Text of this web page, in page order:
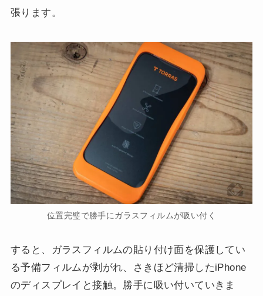
張ります。
位置完璧で勝手にガラスフィルムが吸い付く
すると、ガラスフィルムの貼り付け面を保護してい
る予備フィルムが剥がれ、さきほど清掃したiPhone
のディスプレイと接触。勝手に吸い付いていきま